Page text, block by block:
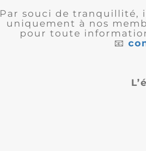
Par souci de tranquillité,
uniquement à nos
pour toute
📧